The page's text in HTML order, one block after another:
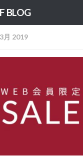
ップ
BLOG
3月 2019